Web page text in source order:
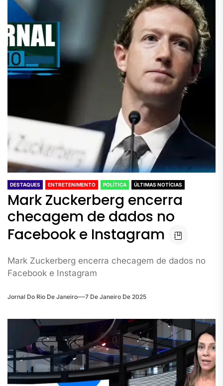
DESTAQUES ENTRETENIMENTO POLÍTICA ÚLTIMAS NOTÍCIAS
Mark Zuckerberg encerra
checagem de dados no
Facebook e Instagram
Mark Zuckerberg encerra checagem de dados no
Facebook e Instagram
Jornal Do Rio De Janeiro 7 De Janeiro De 2025